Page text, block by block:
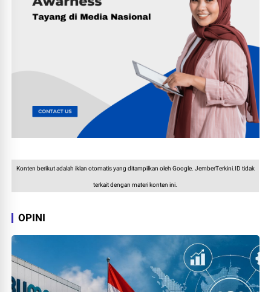
Konten berikut adalah iklan otomatis yang ditampilkan oleh Google. JemberTerkini.ID tidak
terkait dengan materi konten ini.
OPINI